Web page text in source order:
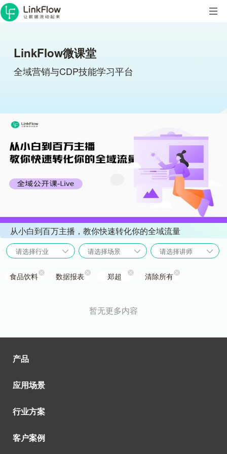
LinkFlow微课堂
全域营销与CDP技能学习平台
从小白到百万主播，教你快速转化你的全域流量
请选择行业 请选择场景 请选择讲师
食品饮料 数据报表 郑超 清除所有
暂无更多内容
产品
应用场景
行业方案
客户案例